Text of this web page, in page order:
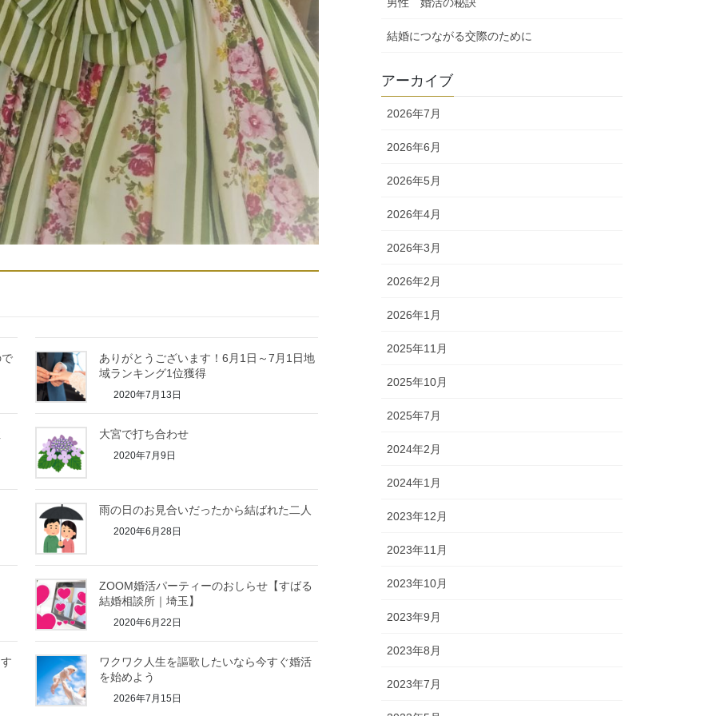
ありがとうございます！6月1日～7月1日地
域ランキング1位獲得
2020年7月13日
大宮で打ち合わせ
2020年7月9日
雨の日のお見合いだったから結ばれた二人
2020年6月28日
ZOOM婚活パーティーのおしらせ【すばる
結婚相談所｜埼玉】
2020年6月22日
ワクワク人生を謳歌したいなら今すぐ婚活
を始めよう
2026年7月15日
結婚につながる交際のために
アーカイブ
2026年7月
2026年6月
2026年5月
2026年4月
2026年3月
2026年2月
2026年1月
2025年11月
2025年10月
2025年7月
2024年2月
2024年1月
2023年12月
2023年11月
2023年10月
2023年9月
2023年8月
2023年7月